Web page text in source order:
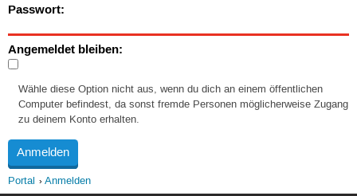
Passwort:
Angemeldet bleiben:
Wähle diese Option nicht aus, wenn du dich an einem öffentlichen
Computer befindest, da sonst fremde Personen möglicherweise Zugang
zu deinem Konto erhalten.
Portal Anmelden